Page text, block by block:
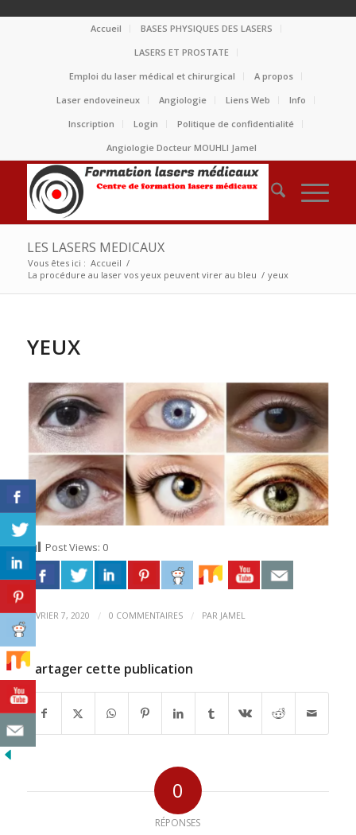
Accueil
BASES PHYSIQUES DES LASERS
LASERS ET PROSTATE
Emploi du laser médical et chirurgical
A propos
Laser endoveineux
Angiologie Liens Web
Info
Inscription
Login
Politique de confidentialité
Angiologie Docteur MOUHLI Jamel
LES LASERS MEDICAUX
Vous êtes ici : Accueil /
La procédure au laser vos yeux peuvent virer au bleu / yeux
YEUX
Post Views: 0
FÉVRIER 7, 2020 / 0 COMMENTAIRES / PAR JAMEL
Partager cette publication
0
RÉPONSES